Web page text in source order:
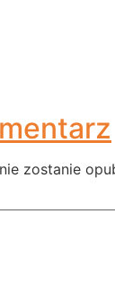
zostanie